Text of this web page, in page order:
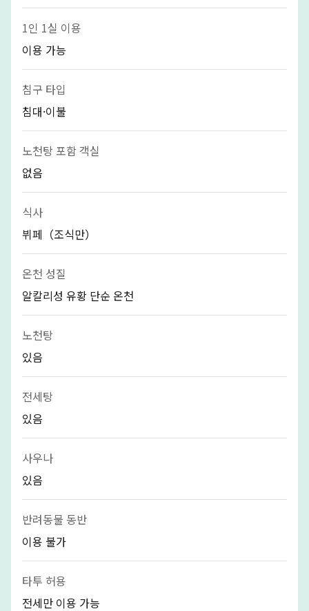
1인 1실 이용
이용 가능
침구 타입
침대·이불
노천탕 포함 객실
없음
식사
뷔페（조식만）
온천 성질
알칼리성 유황 단순 온천
노천탕
있음
전세탕
있음
사우나
있음
반려동물 동반
이용 불가
타투 허용
전세만 이용 가능